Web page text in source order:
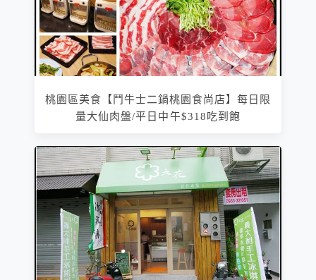
桃園區美食【鬥牛士二鍋桃園食尚店】每日限
量大仙肉盤/平日中午$318吃到飽